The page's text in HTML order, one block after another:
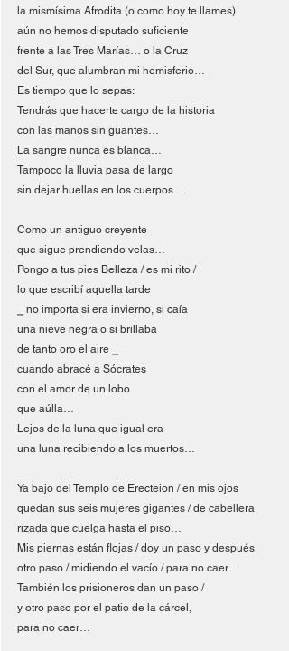
la mismísima Afrodita (o como hoy te llames)
aún no hemos disputado suficiente
frente a las Tres Marías… o la Cruz
del Sur, que alumbran mi hemisferio…
Es tiempo que lo sepas:
Tendrás que hacerte cargo de la historia
con las manos sin guantes…
La sangre nunca es blanca…
Tampoco la lluvia pasa de largo
sin dejar huellas en los cuerpos…
Como un antiguo creyente
que sigue prendiendo velas…
Pongo a tus pies Belleza / es mi rito /
lo que escribí aquella tarde
⎯ no importa si era invierno, si caía
una nieve negra o si brillaba
de tanto oro el aire ⎯
cuando abracé a Sócrates
con el amor de un lobo
que aúlla…
Lejos de la luna que igual era
una luna recibiendo a los muertos…
Ya bajo del Templo de Erecteion / en mis ojos
quedan sus seis mujeres gigantes / de cabellera
rizada que cuelga hasta el piso…
Mis piernas están flojas / doy un paso y después
otro paso / midiendo el vacío / para no caer…
También los prisioneros dan un paso /
y otro paso por el patio de la cárcel,
para no caer…